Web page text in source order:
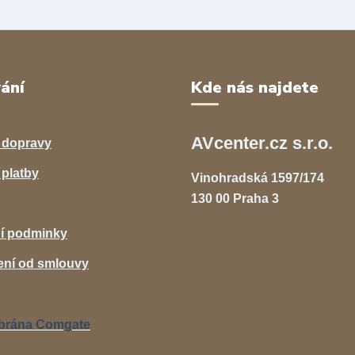
podminky
od smlouvy
Kde nás najdete
AVcenter.cz s.r.o.
Vinohradská 1597/174
130 00 Praha 3